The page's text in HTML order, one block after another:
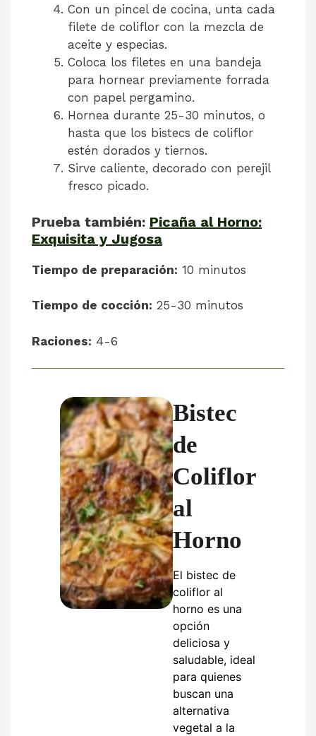
Con un pincel de cocina, unta cada
filete de coliflor con la mezcla de
aceite y especias.
Coloca los filetes en una bandeja
para hornear previamente forrada
con papel pergamino.
Hornea durante 25-30 minutos, o
hasta que los bistecs de coliflor
estén dorados y tiernos.
Sirve caliente, decorado con perejil
fresco picado.
Prueba también: Picaña al Horno:
Exquisita y Jugosa
Tiempo de preparación: 10 minutos
Tiempo de cocción: 25-30 minutos
Raciones: 4-6
Bistec
de
Coliflor
al
Horno
El bistec de
coliflor al
horno es una
opción
deliciosa y
saludable, ideal
para quienes
buscan una
alternativa
vegetal a la